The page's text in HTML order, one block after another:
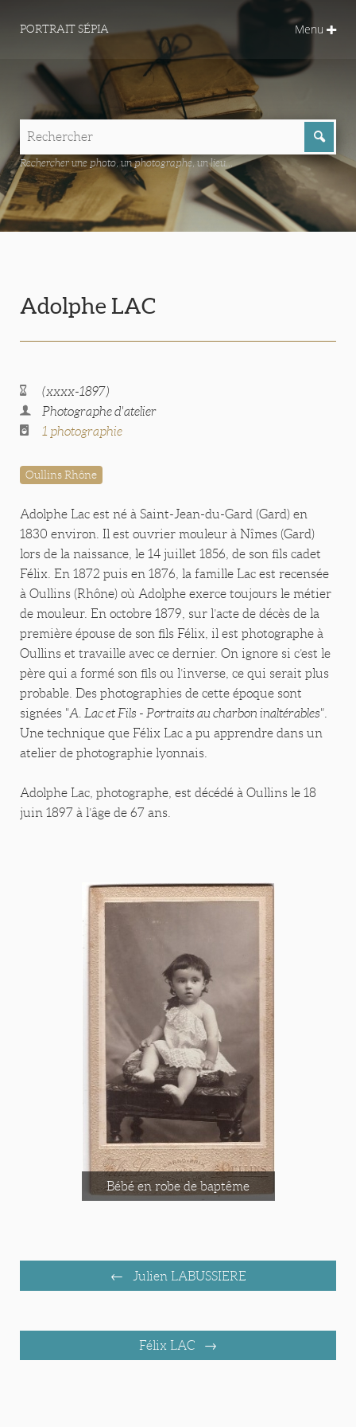
PORTRAIT SÉPIA Menu
Rechercher une photo, un photographe, un lieu...
Adolphe LAC
(xxxx-1897)
Photographe d'atelier
1 photographie
Oullins Rhône
Adolphe Lac est né à Saint-Jean-du-Gard (Gard) en
1830 environ. Il est ouvrier mouleur à Nîmes (Gard)
lors de la naissance, le 14 juillet 1856, de son fils cadet
Félix. En 1872 puis en 1876, la famille Lac est recensée
à Oullins (Rhône) où Adolphe exerce toujours le métier
de mouleur. En octobre 1879, sur l’acte de décès de la
première épouse de son fils Félix, il est photographe à
Oullins et travaille avec ce dernier. On ignore si c’est le
père qui a formé son fils ou l’inverse, ce qui serait plus
probable. Des photographies de cette époque sont
signées "A. Lac et Fils - Portraits au charbon inaltérables"
Une technique que Félix Lac a pu apprendre dans un
atelier de photographie lyonnais.
Adolphe Lac, photographe, est décédé à Oullins le 18
juin 1897 à l’âge de 67 ans.
Bébé en robe de baptême
Julien LABUSSIERE
Félix LAC